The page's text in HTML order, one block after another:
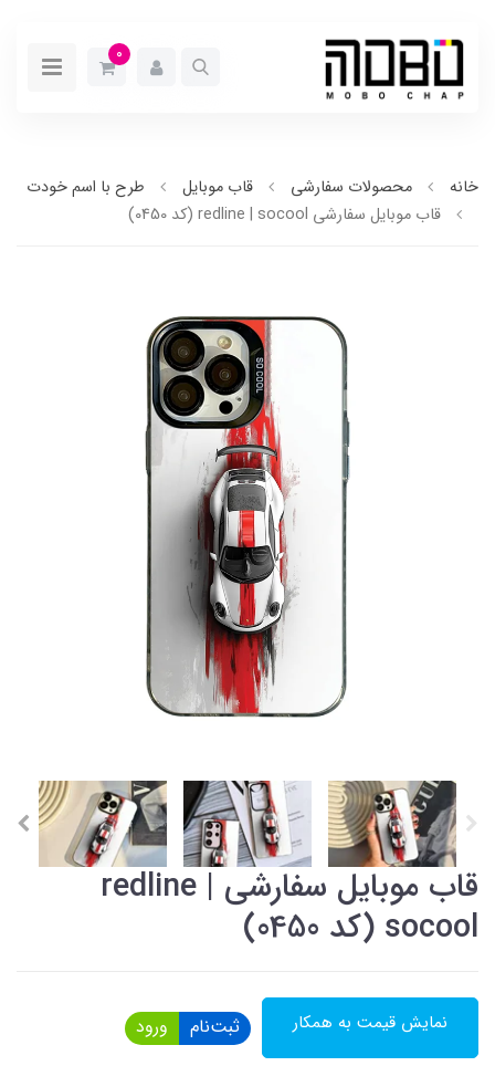
0
خانه محصولات سفارشی قاب موبایل
طرح با اسم خودت
قاب موبایل سفارشی redline | socool (کد 0450)
قاب موبایل سفارشی redline |
socool (کد 0450)
نمایش قیمت به همکار ثبت‌نام ورود